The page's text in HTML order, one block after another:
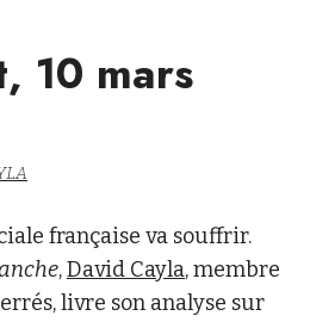
10 mars
française va souffrir.
,David Cayla, membre
livre son analyse sur